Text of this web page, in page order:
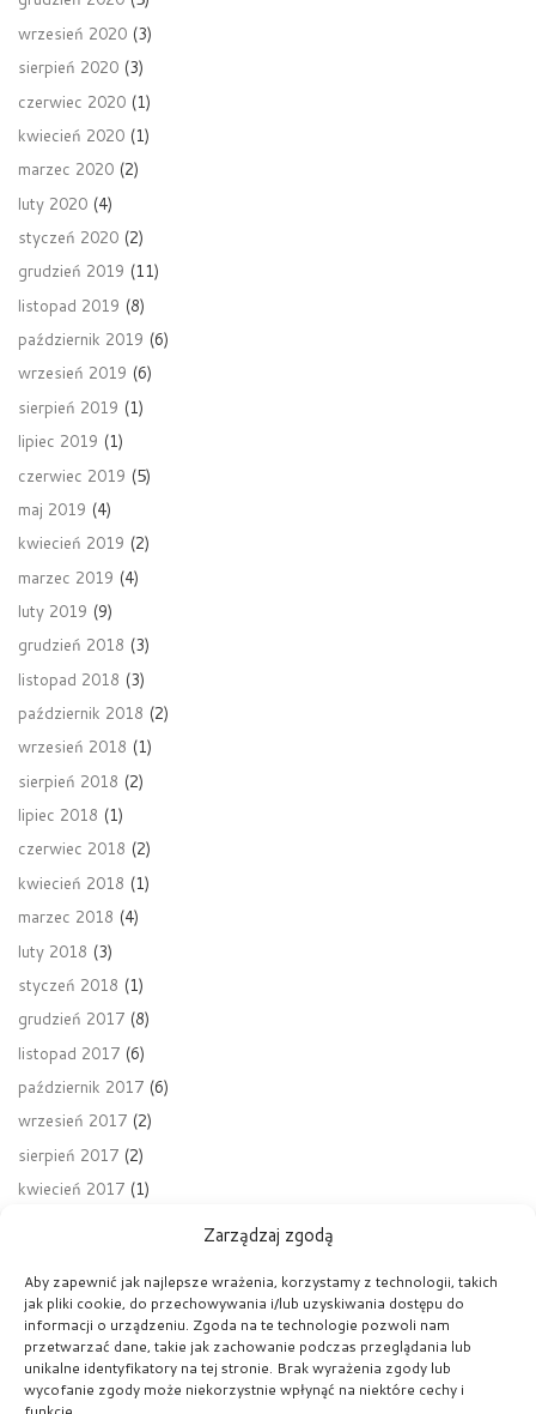
Zarządzaj zgodą
Aby zapewnić jak najlepsze wrażenia, korzystamy z technologii, takich
jak pliki cookie, do przechowywania i/lub uzyskiwania dostępu do
informacji o urządzeniu. Zgoda na te technologie pozwoli nam
przetwarzać dane, takie jak zachowanie podczas przeglądania lub
unikalne identyfikatory na tej stronie. Brak wyrażenia zgody lub
wycofanie zgody może niekorzystnie wpłynąć na niektóre cechy i
wrzesień 2020 (3)
sierpień 2020 (3)
czerwiec 2020 (1)
kwiecień 2020 (1)
marzec 2020 (2)
luty 2020 (4)
styczeń 2020 (2)
grudzień 2019 (11)
listopad 2019 (8)
październik 2019 (6)
wrzesień 2019 (6)
sierpień 2019 (1)
lipiec 2019 (1)
czerwiec 2019 (5)
maj 2019 (4)
kwiecień 2019 (2)
marzec 2019 (4)
luty 2019 (9)
grudzień 2018 (3)
listopad 2018 (3)
październik 2018 (2)
wrzesień 2018 (1)
sierpień 2018 (2)
lipiec 2018 (1)
czerwiec 2018 (2)
kwiecień 2018 (1)
marzec 2018 (4)
luty 2018 (3)
styczeń 2018 (1)
grudzień 2017 (8)
listopad 2017 (6)
październik 2017 (6)
wrzesień 2017 (2)
sierpień 2017 (2)
kwiecień 2017 (1)
Nawigacja wpisu
Poprzedni wpis
REKOLEKCJE ADWENTOWE – DZIEŃ 2
POWRÓT DO LISTY